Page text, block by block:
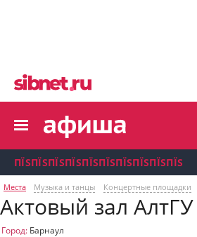
пїЅпїЅпїЅпїЅпїЅпїЅпїЅпїЅ
пїЅпїЅпїЅпїЅпїЅпїЅпїЅ
пїЅпїЅпїЅ
пїЅпїЅпїЅ
пїЅпїЅпїЅ
пїЅпїЅпїЅ
ПЇЅПЇЅПЇЅПЇЅПЇЅПЇЅПЇЅПЇЅПЇЅПЇЅ
Места Музыка и танцы Концертные площадки
Актовый зал АлтГУ
Город: Барнаул